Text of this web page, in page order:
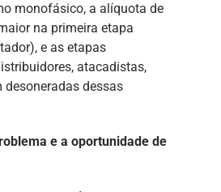
monofásico, a alíquota de
na primeira etapa
e as etapas
atacadistas,
dessas
e a oportunidade de